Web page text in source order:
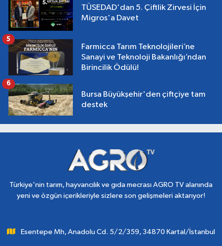
TÜSEDAD'dan 5. Çiftlik Zirvesi İçin
Migros'a Davet
Farmicca Tarım Teknolojileri’ne
Sanayi ve Teknoloji Bakanlığı’ndan
Birincilik Ödülü!
5
Bursa Büyükşehir'den çiftçiye tam
destek
6
Türkiye'nin tarım, hayvancılık ve gıda mecrası AGRO TV alanında
yeni ve özgün içerikleriyle sizlere son gelişmeleri aktarıyor!
Esentepe Mh, Anadolu Cd. 5/2/359, 34870 Kartal/İstanbul